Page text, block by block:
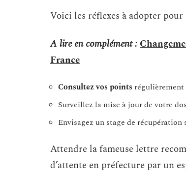
Voici les réflexes à adopter
A lire en complément :
France
Consultez vos points
Surveillez la mise à jour de votre
Envisagez un stage de
Attendre la fameuse lettre
d’attente en préfecture par un